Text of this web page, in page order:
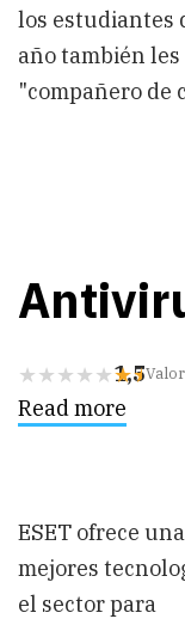
los estudiantes
año también
"compañero de
1,5
Read more
ESET ofrece
mejores
el sector para